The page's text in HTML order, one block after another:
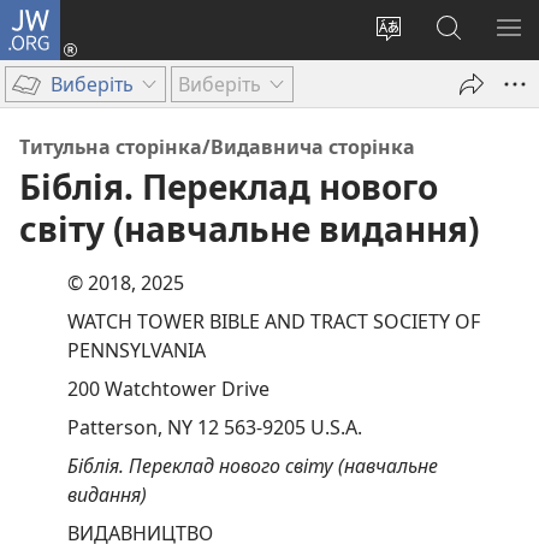
JW.ORG
Змінити
сайту
Увійти
(відкривається
Пошук
на
сайті
Виберіть Виберіть
Титульна сторінка/Видавнича сторінка
Біблія. Переклад нового
світу (навчальне видання)
© 2018, 2025
WATCH TOWER BIBLE AND TRACT SOCIETY OF
PENNSYLVANIA
200 Watchtower Drive
Patterson, NY 12 563-9205 U.S.A.
Біблія. Переклад нового світу (навчальне
видання)
ВИДАВНИЦТВО